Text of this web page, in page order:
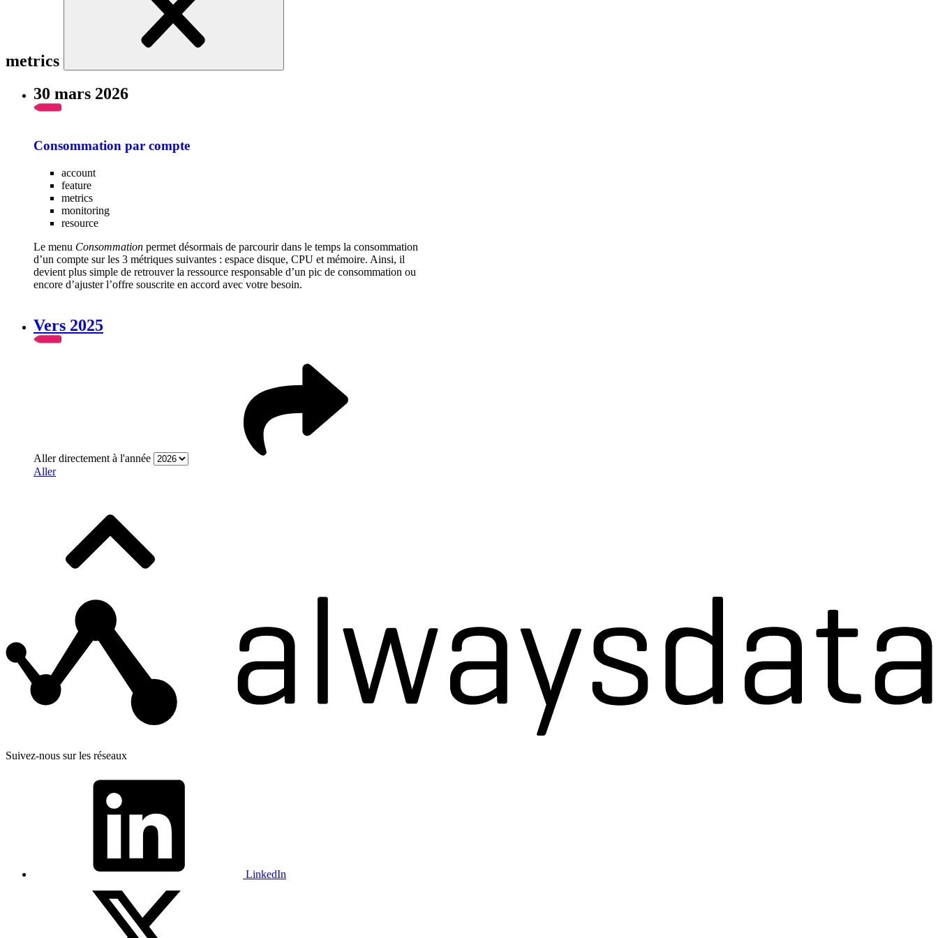
metrics
30 mars 2026
Consommation par compte
account
feature
metrics
monitoring
resource
Le menu Consommation permet désormais de parcourir dans le temps la consommation
d’un compte sur les 3 métriques suivantes : espace disque, CPU et mémoire. Ainsi, il
devient plus simple de retrouver la ressource responsable d’un pic de consommation ou
encore d’ajuster l’offre souscrite en accord avec votre besoin.
Vers 2025
Aller directement à l'année
Aller
Suivez-nous sur les réseaux
LinkedIn